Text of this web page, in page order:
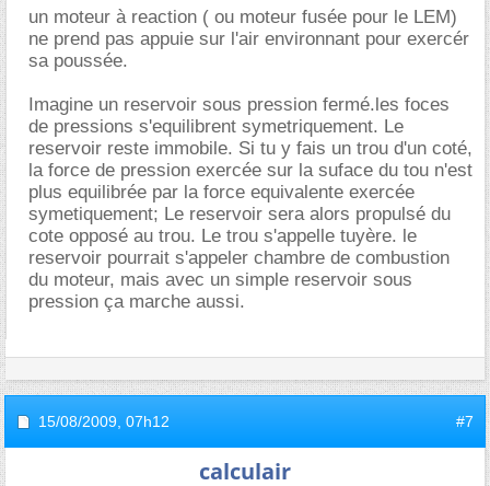
un moteur à reaction ( ou moteur fusée pour le LEM)
ne prend pas appuie sur l'air environnant pour exercér
sa poussée.
Imagine un reservoir sous pression fermé.les foces
de pressions s'equilibrent symetriquement. Le
reservoir reste immobile. Si tu y fais un trou d'un coté,
la force de pression exercée sur la suface du tou n'est
plus equilibrée par la force equivalente exercée
symetiquement; Le reservoir sera alors propulsé du
cote opposé au trou. Le trou s'appelle tuyère. le
reservoir pourrait s'appeler chambre de combustion
du moteur, mais avec un simple reservoir sous
pression ça marche aussi.
15/08/2009, 07h12 #7
calculair